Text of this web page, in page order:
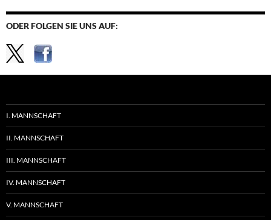
ODER FOLGEN SIE UNS AUF:
I. MANNSCHAFT
II. MANNSCHAFT
III. MANNSCHAFT
IV. MANNSCHAFT
V. MANNSCHAFT